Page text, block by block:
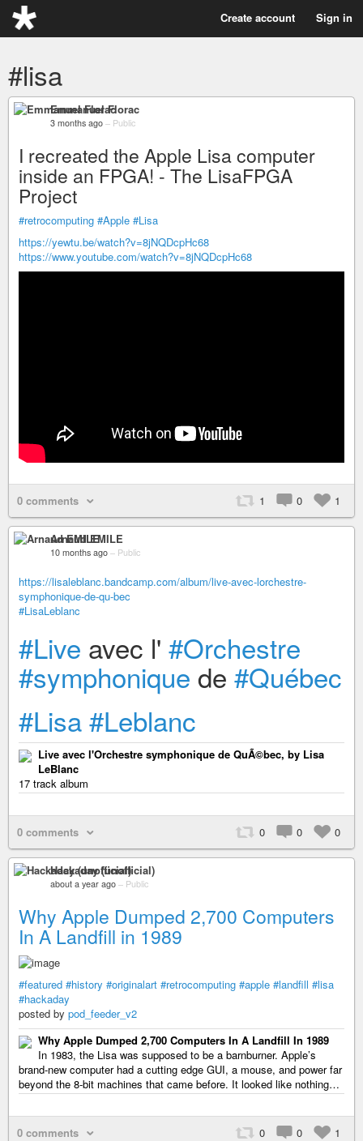
Create account Sign in
#lisa
Emmanuel Florac
3 months ago – Public
I recreated the Apple Lisa computer
inside an FPGA! - The LisaFPGA
Project
#retrocomputing #Apple #Lisa
https://yewtu.be/watch?v=8jNQDcpHc68
https://www.youtube.com/watch?v=8jNQDcpHc68
0 comments 1 0 1
Arnaud EMILE
10 months ago – Public
https://lisaleblanc.bandcamp.com/album/live-avec-lorchestre-
symphonique-de-qu-bec
#LisaLeblanc
#Live avec l' #Orchestre
#symphonique de #Québec
#Lisa#Leblanc
Live avec l'Orchestre symphonique de QuÃ©bec, by Lisa
LeBlanc
17 track album
0 comments 0 0 0
Hackaday (unofficial)
about a year ago – Public
Why Apple Dumped 2,700 Computers
In A Landfill in 1989
#featured #history #originalart #retrocomputing #apple #landfill #lisa
#hackaday
posted by pod_feeder_v2
Why Apple Dumped 2,700 Computers In A Landfill In 1989
In 1983, the Lisa was supposed to be a barnburner. Apple’s
brand-new computer had a cutting edge GUI, a mouse, and power far
beyond the 8-bit machines that came before. It looked like nothing…
0 comments 0 0 1